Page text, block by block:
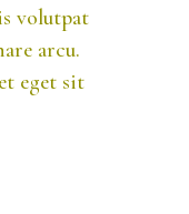
volutpat
arcu.
eget sit